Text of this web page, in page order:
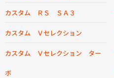
カスタム ＲＳ ＳＡ３
カスタム Ｖセレクション
カスタム Ｖセレクション ター
ボ